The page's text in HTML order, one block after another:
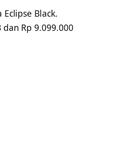
Black.
Rp 9.099.000